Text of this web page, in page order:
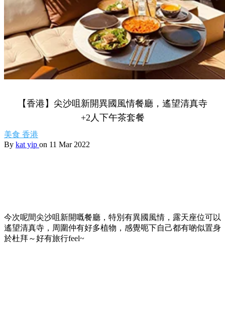
【香港】尖沙咀新開異國風情餐廳，遙望清真寺
+2人下午茶套餐
美食 香港
By kat yip on 11 Mar 2022
今次呢間尖沙咀新開嘅餐廳，特別有異國風情，露天座位可以
遙望清真寺，周圍仲有好多植物，感覺呃下自己都有啲似置身
於杜拜～好有旅行feel~